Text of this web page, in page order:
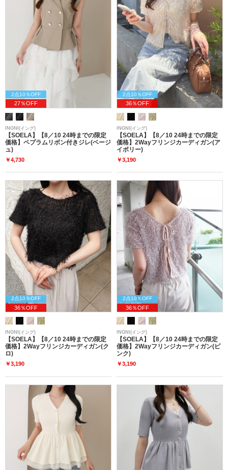
2点10％OFF
27％OFF
INGNI(イング)
【SOELA】【8／10 24時までの限定
価格】ペプラムリボン付きジレ(ベージ
ュ)
￥4,730
2点10％OFF
36％OFF
INGNI(イング)
【SOELA】【8／10 24時までの限定
価格】2Wayフリンジカーディガン(ア
イボリー)
￥3,190
2点10％OFF
36％OFF
INGNI(イング)
【SOELA】【8／10 24時までの限定
価格】2Wayフリンジカーディガン(ク
ロ)
￥3,190
2点10％OFF
36％OFF
INGNI(イング)
【SOELA】【8／10 24時までの限定
価格】2Wayフリンジカーディガン(ピ
ンク)
￥3,190